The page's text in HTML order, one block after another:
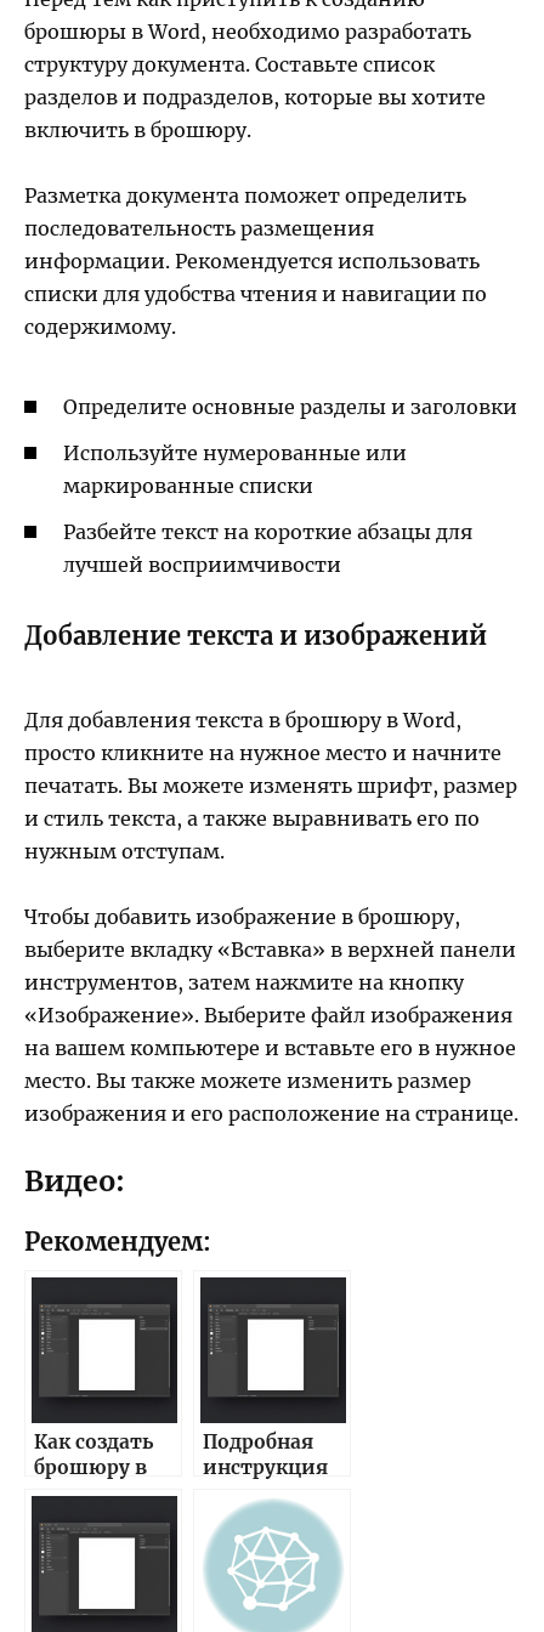
брошюры в Word, необходимо разработать
структуру документа. Составьте список
разделов и подразделов, которые вы хотите
включить в брошюру.
Разметка документа поможет определить
последовательность размещения
информации. Рекомендуется использовать
списки для удобства чтения и навигации по
содержимому.
Определите основные разделы и заголовки
Используйте нумерованные или
маркированные списки
Разбейте текст на короткие абзацы для
лучшей восприимчивости
Добавление текста и изображений
Для добавления текста в брошюру в Word,
просто кликните на нужное место и начните
печатать. Вы можете изменять шрифт, размер
и стиль текста, а также выравнивать его по
нужным отступам.
Чтобы добавить изображение в брошюру,
выберите вкладку «Вставка» в верхней панели
инструментов, затем нажмите на кнопку
«Изображение». Выберите файл изображения
на вашем компьютере и вставьте его в нужное
место. Вы также можете изменить размер
изображения и его расположение на странице.
Видео:
Рекомендуем:
Как создать
брошюру в
Word
подробное
руководство
для всех
Microsoft
Подробная
инструкция
брошюры в
программе
Word — шаг
за шагом с
примерами и